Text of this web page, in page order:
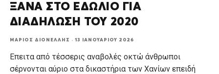
ΞΑΝΑ ΣΤΟ ΕΔΩΛΙΟ ΓΙΑ
ΔΙΑΔΗΛΩΣΗ ΤΟΥ 2020
ΜΆΡΙΟΣ ΔΙΟΝΈΛΛΗΣ · 13 ΙΑΝΟΥΑΡΊΟΥ 2026
Επειτα από τέσσερις αναβολές οκτώ άνθρωποι
σέρνονται αύριο στα δικαστήρια των Χανίων επειδή